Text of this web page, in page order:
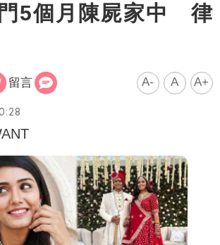
5個月陳屍家中 律
留言 A- A A+